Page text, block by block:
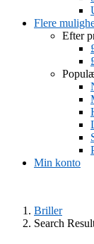
Flere
Efter
Min konto
Briller
Search